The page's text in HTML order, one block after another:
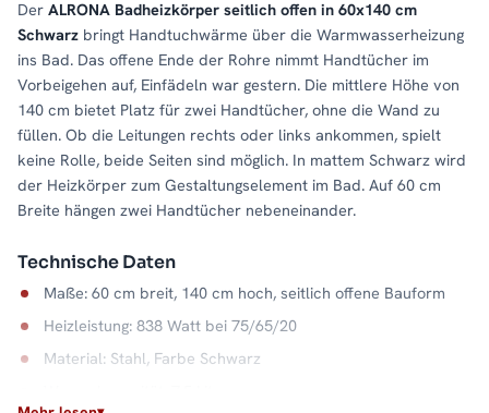
Der ALRONA Badheizkörper seitlich offen in 60x140 cm
Schwarz bringt Handtuchwärme über die Warmwasserheizung
ins Bad. Das offene Ende der Rohre nimmt Handtücher im
Vorbeigehen auf, Einfädeln war gestern. Die mittlere Höhe von
140 cm bietet Platz für zwei Handtücher, ohne die Wand zu
füllen. Ob die Leitungen rechts oder links ankommen, spielt
keine Rolle, beide Seiten sind möglich. In mattem Schwarz wird
der Heizkörper zum Gestaltungselement im Bad. Auf 60 cm
Breite hängen zwei Handtücher nebeneinander.
Technische Daten
Maße: 60 cm breit, 140 cm hoch, seitlich offene Bauform
Heizleistung: 838 Watt bei 75/65/20
Material: Stahl, Farbe Schwarz